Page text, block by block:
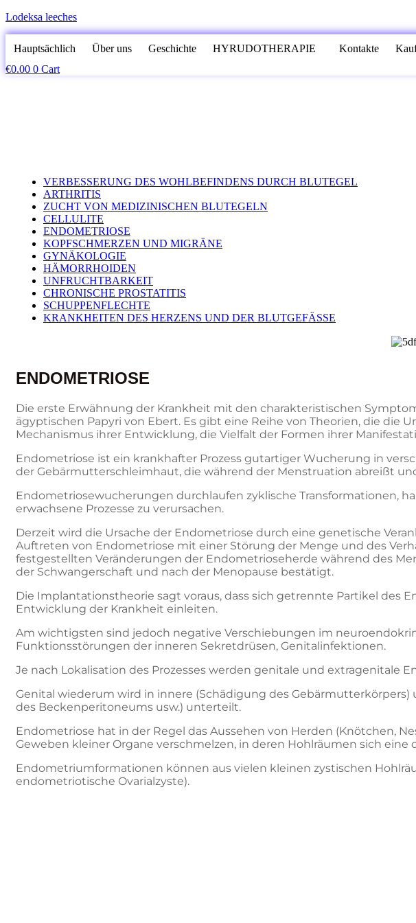
Lodeksa leeches
Hauptsächlich Über uns Geschichte HYRUDOTHERAPIE Kontakte
€0.00 0 Cart
VERBESSERUNG DES WOHLBEFINDENS DURCH BLUTEGEL
ARTHRITIS
ZUCHT VON MEDIZINISCHEN BLUTEGELN
CELLULITE
ENDOMETRIOSE
KOPFSCHMERZEN UND MIGRÄNE
GYNÄKOLOGIE
HÄMORRHOIDEN
UNFRUCHTBARKEIT
CHRONISCHE PROSTATITIS
SCHUPPENFLECHTE
KRANKHEITEN DES HERZENS UND DER BLUTGEFÄSSE
ENDOMETRIOSE
Die erste Erwähnung der Krankheit mit den charakteristischen
ägyptischen Papyri von Ebert. Es gibt eine Reihe von Theorien, die die
Mechanismus ihrer Entwicklung, die Vielfalt der Formen ihrer
Endometriose ist ein krankhafter Prozess gutartiger Wucherung in
der Gebärmutterschleimhaut, die während der Menstruation abreißt
Endometriosewucherungen durchlaufen zyklische Transformationen,
erwachsene Prozesse zu verursachen.
Derzeit wird die Ursache der Endometriose durch eine genetische
Auftreten von Endometriose mit einer Störung der Menge und des
festgestellten Veränderungen der Endometrioseherde während des
der Schwangerschaft und nach der Menopause bestätigt.
Die Implantationstheorie sagt voraus, dass sich getrennte Partikel des
Entwicklung der Krankheit einleiten.
Am wichtigsten sind jedoch negative Verschiebungen im
Funktionsstörungen der inneren Sekretdrüsen, Genitalinfektionen.
Je nach Lokalisation des Prozesses werden genitale und extragenitale
Genital wiederum wird in innere (Schädigung des Gebärmutterkörpers)
des Beckenperitoneums usw.) unterteilt.
Endometriose hat in der Regel das Aussehen von Herden (Knötchen,
Geweben kleiner Organe verschmelzen, in deren Hohlräumen sich
Endometriumformationen können aus vielen kleinen zystischen
endometriotische Ovarialzyste).